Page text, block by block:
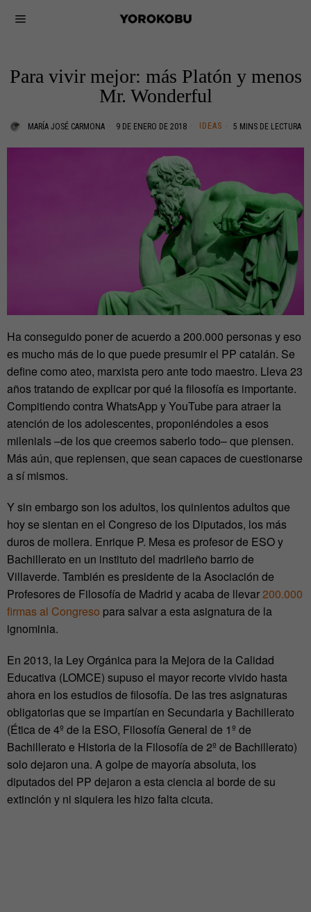
Para vivir mejor: más Platón y menos
Mr. Wonderful
MARÍA JOSÉ CARMONA 9 DE ENERO DE 2018 IDEAS 5 MINS DE LECTURA
Ha conseguido poner de acuerdo a 200.000 personas y eso
es mucho más de lo que puede presumir el PP catalán. Se
define como ateo, marxista pero ante todo maestro. Lleva 23
años tratando de explicar por qué la filosofía es importante.
Compitiendo contra WhatsApp y YouTube para atraer la
atención de los adolescentes, proponiéndoles a esos
milenials –de los que creemos saberlo todo– que piensen.
Más aún, que repiensen, que sean capaces de cuestionarse
a sí mismos.
Y sin embargo son los adultos, los quinientos adultos que
hoy se sientan en el Congreso de los Diputados, los más
duros de mollera. Enrique P. Mesa es profesor de ESO y
Bachillerato en un instituto del madrileño barrio de
Villaverde. También es presidente de la Asociación de
Profesores de Filosofía de Madrid y acaba de llevar200.000
firmas al Congreso para salvar a esta asignatura de la
ignominia.
En 2013, la Ley Orgánica para la Mejora de la Calidad
Educativa (LOMCE) supuso el mayor recorte vivido hasta
ahora en los estudios de filosofía. De las tres asignaturas
obligatorias que se impartían en Secundaria y Bachillerato
(Ética de 4º de la ESO, Filosofía General de 1º de
Bachillerato e Historia de la Filosofía de 2º de Bachillerato)
solo dejaron una. A golpe de mayoría absoluta, los
diputados del PP dejaron a esta ciencia al borde de su
extinción y ni siquiera les hizo falta cicuta.